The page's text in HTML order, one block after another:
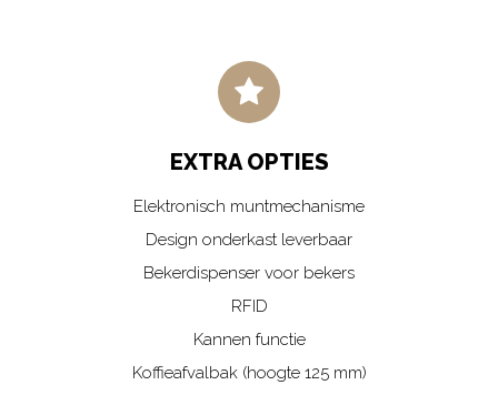
EXTRA OPTIES
Elektronisch muntmechanisme
Design onderkast leverbaar
Bekerdispenser voor bekers
RFID
Kannen functie
Koffieafvalbak (hoogte 125 mm)